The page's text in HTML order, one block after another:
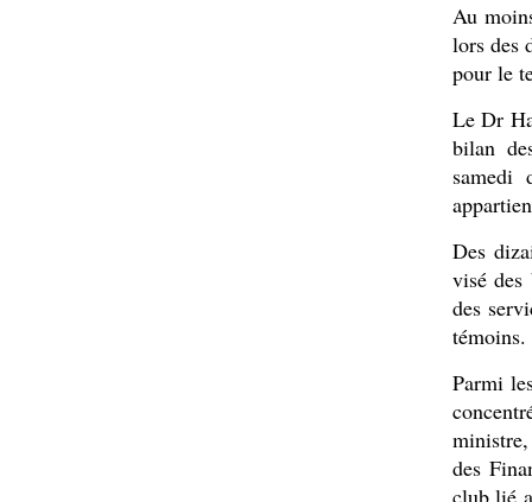
Au
lors des
pour le
Le Dr
bilan
samedi
Des
visé des
des
témoins.
Parmi
des
club lié